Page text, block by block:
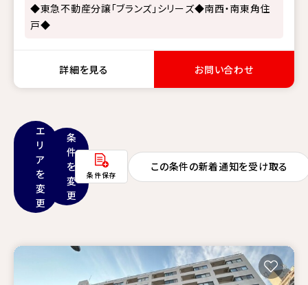
◆東急不動産分譲「ブランズ」シリーズ◆南西・南東角住
戸◆
詳細を見る お問い合わせ
エ
リ
ア
を
変
更
条
件
を
変
更
条件保存
この条件の新着通知を受け取る